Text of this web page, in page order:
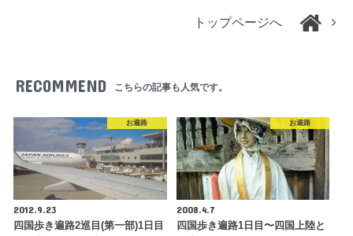
トップページへ
RECOMMEND こちらの記事も人気です。
お遍路
2012.9.23
四国歩き遍路2巡目(第一部)1日目
お遍路
2008.4.7
四国歩き遍路1日目〜四国上陸と